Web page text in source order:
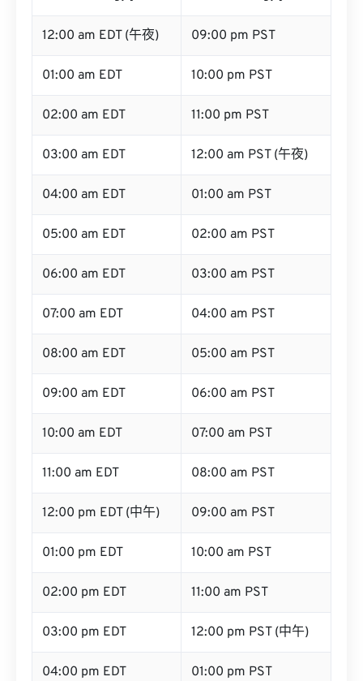
12:00 am EDT (午夜) 09:00 pm PST
01:00 am EDT 10:00 pm PST
02:00 am EDT 11:00 pm PST
03:00 am EDT 12:00 am PST (午夜)
04:00 am EDT 01:00 am PST
05:00 am EDT 02:00 am PST
06:00 am EDT 03:00 am PST
07:00 am EDT 04:00 am PST
08:00 am EDT 05:00 am PST
09:00 am EDT 06:00 am PST
10:00 am EDT 07:00 am PST
11:00 am EDT 08:00 am PST
12:00 pm EDT (中午) 09:00 am PST
01:00 pm EDT 10:00 am PST
02:00 pm EDT 11:00 am PST
03:00 pm EDT 12:00 pm PST (中午)
04:00 pm EDT 01:00 pm PST